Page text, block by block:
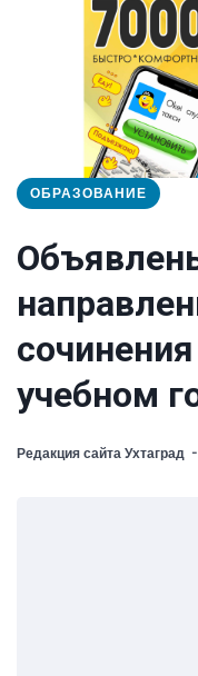
ОБРАЗОВАНИЕ
учебном
Редакция сайта Ухтаград